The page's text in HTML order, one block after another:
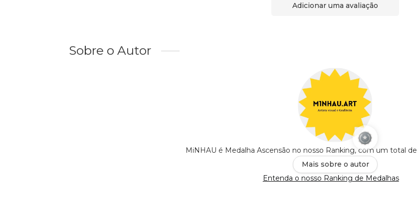
Adicionar uma avaliação
Sobre o Autor
MiNHAU é Medalha Ascensão no nosso Ranking, com um total de
Mais sobre o autor
Entenda o nosso Ranking de Medalhas